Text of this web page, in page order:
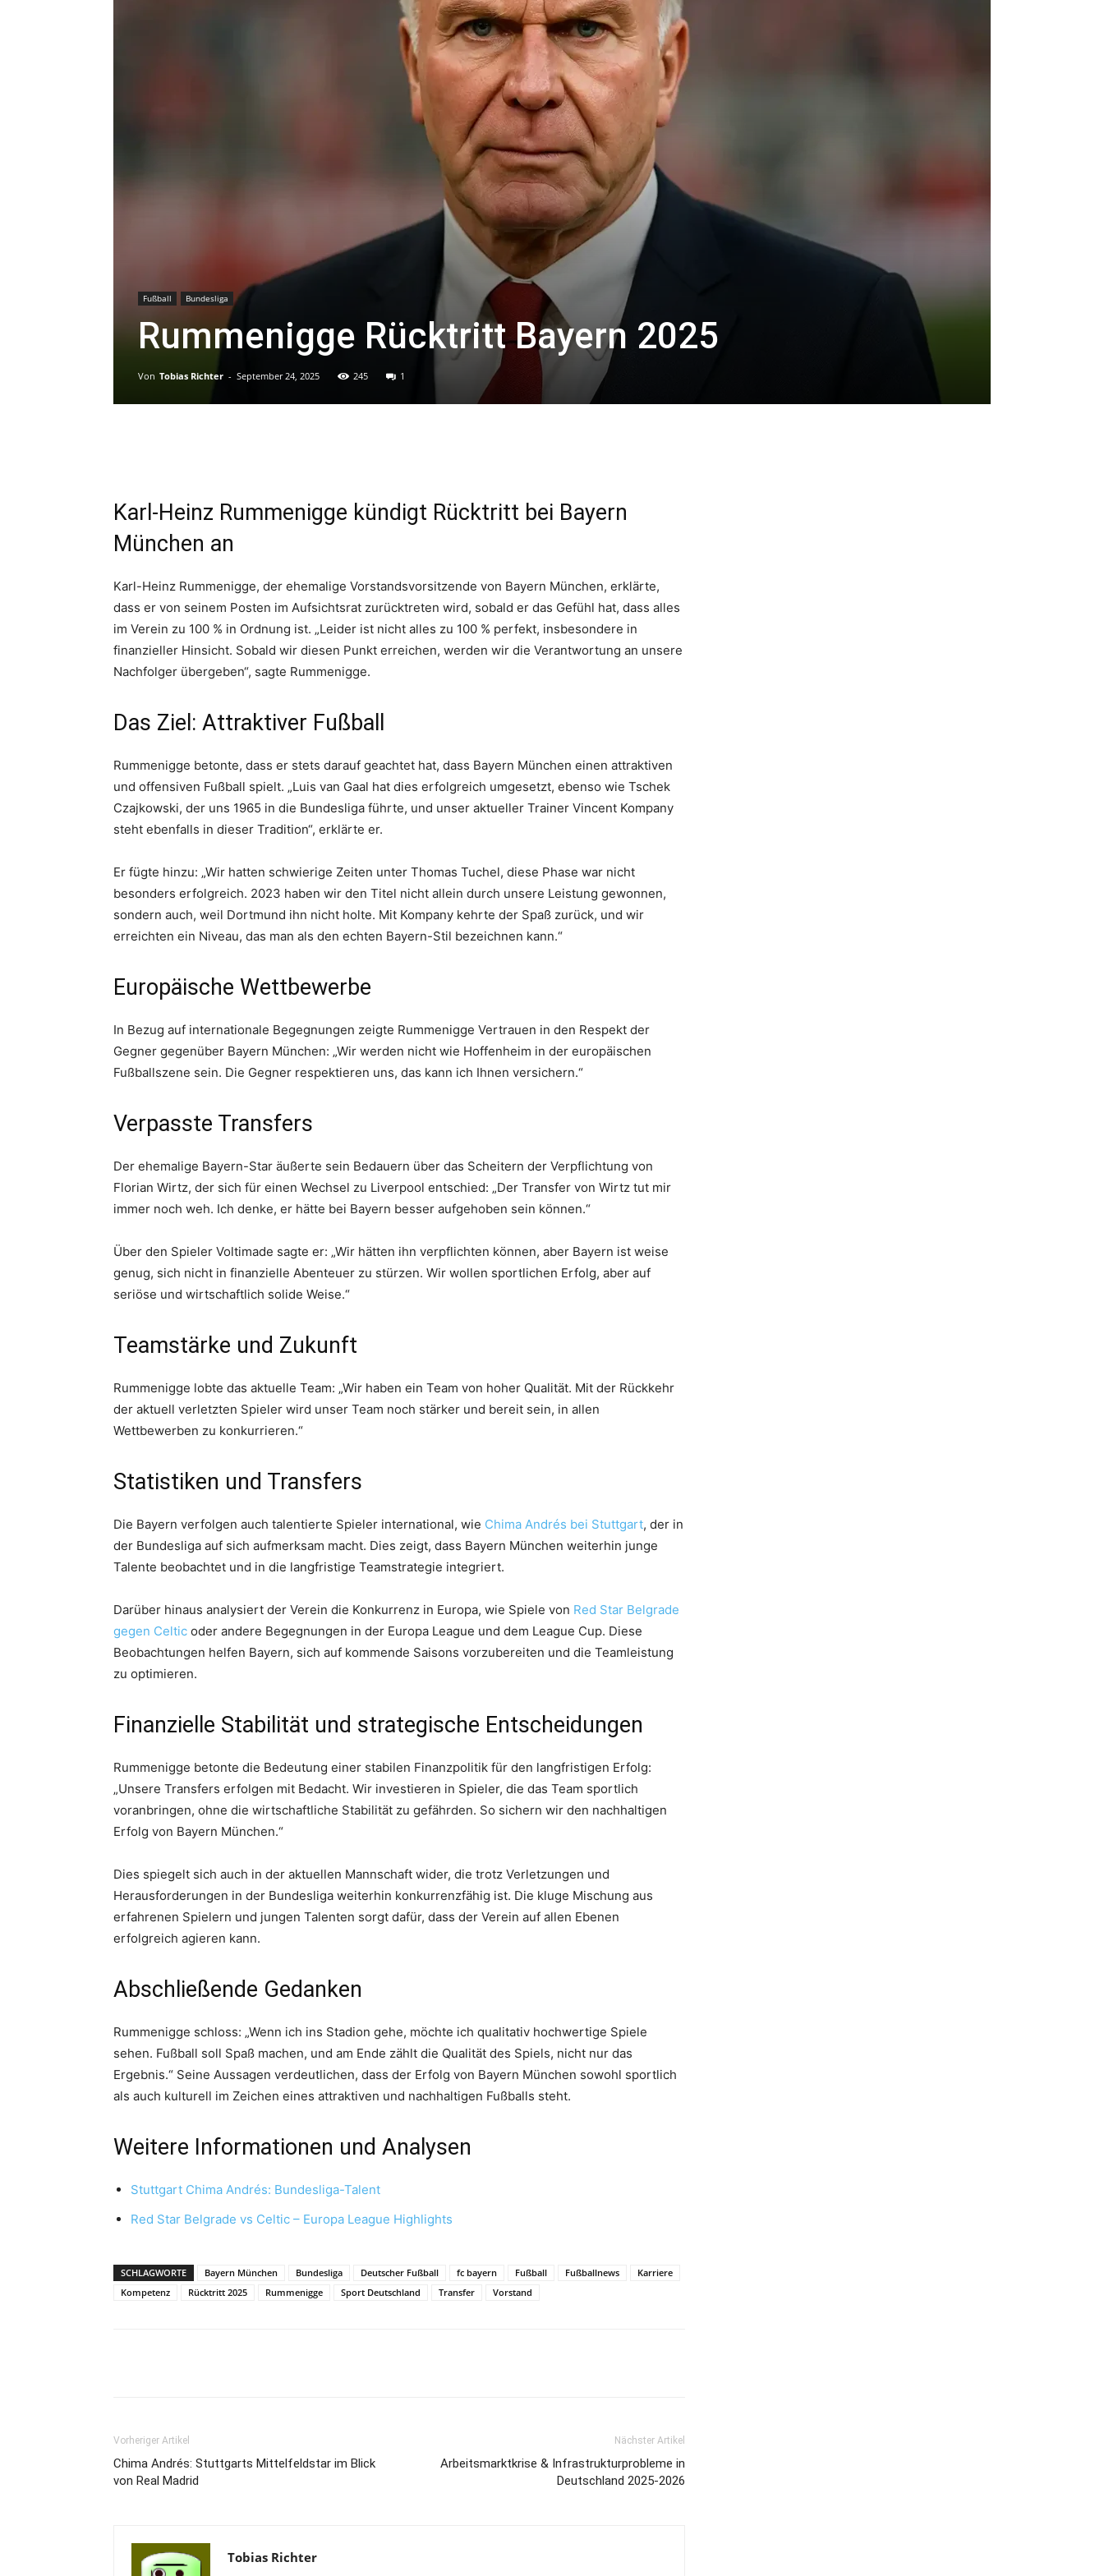
Fußball Bundesliga
Rummenigge Rücktritt Bayern 2025
Von Tobias Richter - September 24, 2025 245 1
Karl-Heinz Rummenigge kündigt Rücktritt bei Bayern
München an
Karl-Heinz Rummenigge, der ehemalige Vorstandsvorsitzende von Bayern München, erklärte,
dass er von seinem Posten im Aufsichtsrat zurücktreten wird, sobald er das Gefühl hat, dass alles
im Verein zu 100 % in Ordnung ist. „Leider ist nicht alles zu 100 % perfekt, insbesondere in
finanzieller Hinsicht. Sobald wir diesen Punkt erreichen, werden wir die Verantwortung an unsere
Nachfolger übergeben“, sagte Rummenigge.
Das Ziel: Attraktiver Fußball
Rummenigge betonte, dass er stets darauf geachtet hat, dass Bayern München einen attraktiven
und offensiven Fußball spielt. „Luis van Gaal hat dies erfolgreich umgesetzt, ebenso wie Tschek
Czajkowski, der uns 1965 in die Bundesliga führte, und unser aktueller Trainer Vincent Kompany
steht ebenfalls in dieser Tradition“, erklärte er.
Er fügte hinzu: „Wir hatten schwierige Zeiten unter Thomas Tuchel, diese Phase war nicht
besonders erfolgreich. 2023 haben wir den Titel nicht allein durch unsere Leistung gewonnen,
sondern auch, weil Dortmund ihn nicht holte. Mit Kompany kehrte der Spaß zurück, und wir
erreichten ein Niveau, das man als den echten Bayern-Stil bezeichnen kann.“
Europäische Wettbewerbe
In Bezug auf internationale Begegnungen zeigte Rummenigge Vertrauen in den Respekt der
Gegner gegenüber Bayern München: „Wir werden nicht wie Hoffenheim in der europäischen
Fußballszene sein. Die Gegner respektieren uns, das kann ich Ihnen versichern.“
Verpasste Transfers
Der ehemalige Bayern-Star äußerte sein Bedauern über das Scheitern der Verpflichtung von
Florian Wirtz, der sich für einen Wechsel zu Liverpool entschied: „Der Transfer von Wirtz tut mir
immer noch weh. Ich denke, er hätte bei Bayern besser aufgehoben sein können.“
Über den Spieler Voltimade sagte er: „Wir hätten ihn verpflichten können, aber Bayern ist weise
genug, sich nicht in finanzielle Abenteuer zu stürzen. Wir wollen sportlichen Erfolg, aber auf
seriöse und wirtschaftlich solide Weise.“
Teamstärke und Zukunft
Rummenigge lobte das aktuelle Team: „Wir haben ein Team von hoher Qualität. Mit der Rückkehr
der aktuell verletzten Spieler wird unser Team noch stärker und bereit sein, in allen
Wettbewerben zu konkurrieren.“
Statistiken und Transfers
Die Bayern verfolgen auch talentierte Spieler international, wie Chima Andrés bei Stuttgart, der in
der Bundesliga auf sich aufmerksam macht. Dies zeigt, dass Bayern München weiterhin junge
Talente beobachtet und in die langfristige Teamstrategie integriert.
Darüber hinaus analysiert der Verein die Konkurrenz in Europa, wie Spiele von Red Star Belgrade
gegen Celtic oder andere Begegnungen in der Europa League und dem League Cup. Diese
Beobachtungen helfen Bayern, sich auf kommende Saisons vorzubereiten und die Teamleistung
zu optimieren.
Finanzielle Stabilität und strategische Entscheidungen
Rummenigge betonte die Bedeutung einer stabilen Finanzpolitik für den langfristigen Erfolg:
„Unsere Transfers erfolgen mit Bedacht. Wir investieren in Spieler, die das Team sportlich
voranbringen, ohne die wirtschaftliche Stabilität zu gefährden. So sichern wir den nachhaltigen
Erfolg von Bayern München.“
Dies spiegelt sich auch in der aktuellen Mannschaft wider, die trotz Verletzungen und
Herausforderungen in der Bundesliga weiterhin konkurrenzfähig ist. Die kluge Mischung aus
erfahrenen Spielern und jungen Talenten sorgt dafür, dass der Verein auf allen Ebenen
erfolgreich agieren kann.
Abschließende Gedanken
Rummenigge schloss: „Wenn ich ins Stadion gehe, möchte ich qualitativ hochwertige Spiele
sehen. Fußball soll Spaß machen, und am Ende zählt die Qualität des Spiels, nicht nur das
Ergebnis.“ Seine Aussagen verdeutlichen, dass der Erfolg von Bayern München sowohl sportlich
als auch kulturell im Zeichen eines attraktiven und nachhaltigen Fußballs steht.
Weitere Informationen und Analysen
Stuttgart Chima Andrés: Bundesliga-Talent
Red Star Belgrade vs Celtic – Europa League Highlights
SCHLAGWORTE Bayern München Bundesliga Deutscher Fußball fc bayern Fußball Fußballnews
Karriere
Kompetenz
Rücktritt 2025 Rummenigge Sport Deutschland Transfer Vorstand
Vorheriger Artikel
Chima Andrés: Stuttgarts Mittelfeldstar im Blick
von Real Madrid
Nächster Artikel
Arbeitsmarktkrise & Infrastrukturprobleme in
Deutschland 2025-2026
Tobias Richter